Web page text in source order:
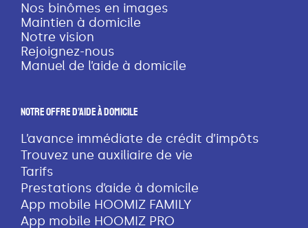
Nos binômes en images
Maintien à domicile
Notre vision
Rejoignez-nous
Manuel de l’aide à domicile
Notre Offre D’aide À Domicile
L’avance immédiate de crédit d’impôts
Trouvez une auxiliaire de vie
Tarifs
Prestations d’aide à domicile
App mobile HOOMIZ FAMILY
App mobile HOOMIZ PRO